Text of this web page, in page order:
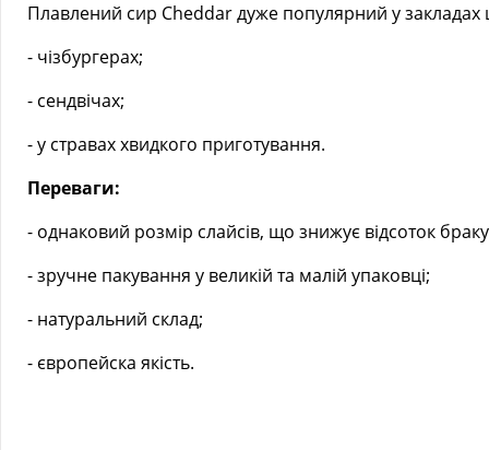
Плавлений сир Cheddar дуже популярний у
- чізбургерах;
- сендвічах;
- у стравах хвидкого приготування.
Переваги:
- однаковий розмір слайсів, що знижує відсоток
- зручне пакування у великій та малій упаковці;
- натуральний склад;
- європейска якість.